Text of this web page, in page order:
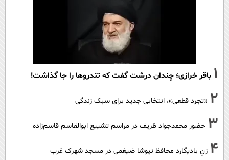
1 باقر خرازی؛ چندان درشت گفت که تندروها را جا گذاشت!
2 «تجرد قطعی»، انتخابی جدید برای سبک زندگی
3 حضور محمدجواد ظریف در مراسم تشییع ابوالقاسم قاسم‌زاده
4 زنِ بادیگارد محافظ نیوشا ضیغمی در مسجد شهرک غرب